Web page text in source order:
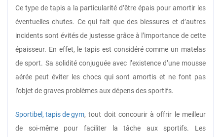
Ce type de tapis a la particularité d’être épais pour amortir les
éventuelles chutes. Ce qui fait que des blessures et d’autres
incidents sont évités de justesse grâce à l’importance de cette
épaisseur. En effet, le tapis est considéré comme un matelas
de sport. Sa solidité conjuguée avec l’existence d’une mousse
aérée peut éviter les chocs qui sont amortis et ne font pas
l’objet de graves problèmes aux dépens des sportifs.
Sportibel, tapis de gym, tout doit concourir à offrir le meilleur
de soi-même pour faciliter la tâche aux sportifs. Les